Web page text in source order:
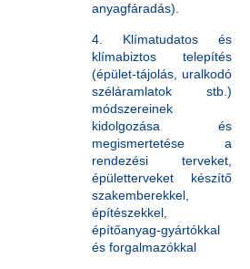
anyagfáradás).
4. Klímatudatos és
klímabiztos telepítés
(épület-tájolás, uralkodó
széláramlatok stb.)
módszereinek
kidolgozása és
megismertetése a
rendezési terveket,
épületterveket készítő
szakemberekkel,
építészekkel,
építőanyag-gyártókkal
és forgalmazókkal